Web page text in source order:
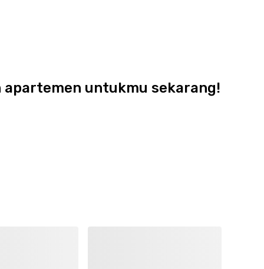
untukmu sekarang!